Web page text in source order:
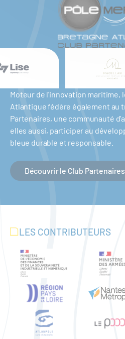
Moteur de l'innovation maritime,
Atlantique fédère également au
Partenaires, une communauté
elles aussi, participer au
bleue durable et responsable.
Découvrir le Club Partenaires
LES CONTRIBUTEURS